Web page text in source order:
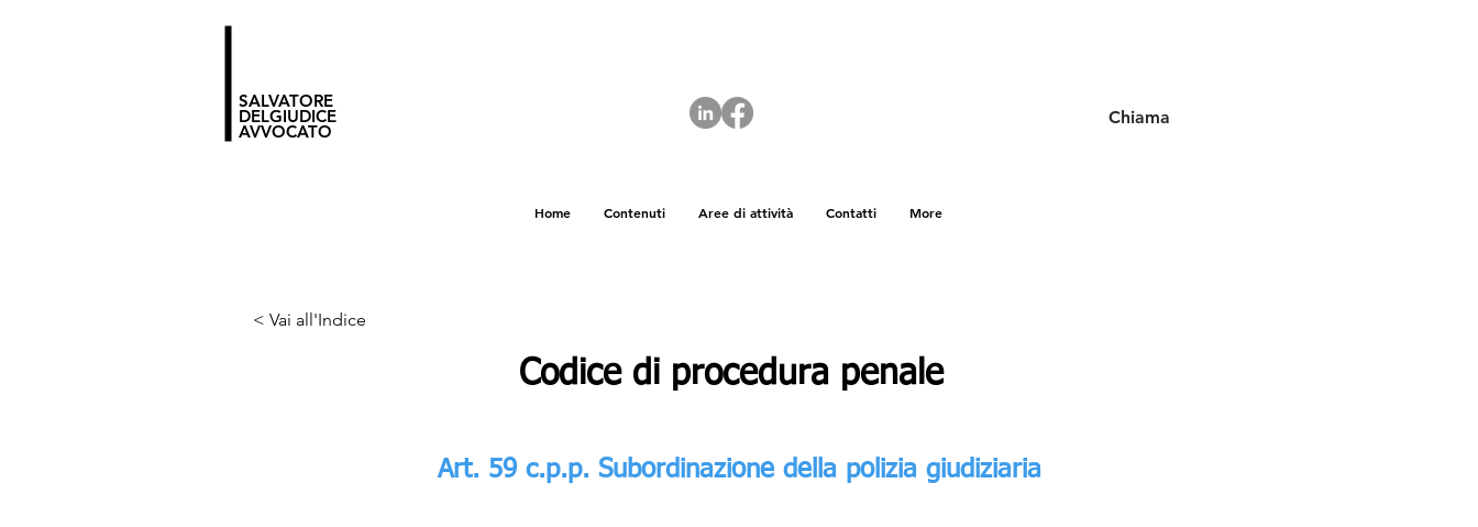
SALVATORE
DELGIUDICE
AVVOCATO
Chiama
Home Contenuti Aree di attività Contatti More
< Vai all'Indice
Codice di procedura penale
Art. 59 c.p.p. Subordinazione della polizia giudiziaria